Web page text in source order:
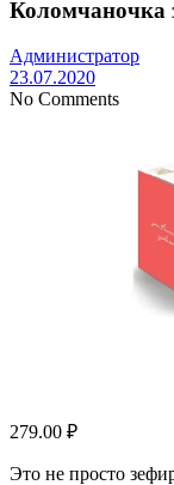
Коломчаночка
Администратор
23.07.2020
No Comments
279.00 ₽
Это не просто